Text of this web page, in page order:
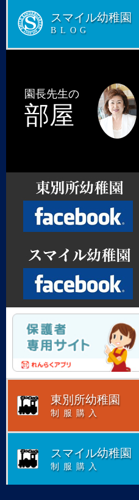
スマイル幼稚園
BLOG
園長先生の
部屋
Facebook
Facebook
東別所幼稚園
制服購入
スマイル幼稚園
制服購入